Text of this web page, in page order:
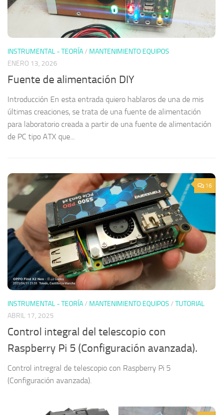
INSTRUMENTAL - TEORÍA/ MANTENIMIENTO EQUIPOS
ENERO 13, 2026
Fuente de alimentación DIY
Introducción En esta entrada quiero hablaros de una de mis
últimas creaciones, se trata de una fuente de alimentación
para laboratorio creada a partir de una fuente de alimentación
de PC tipo ATX que...
16
INSTRUMENTAL - TEORÍA/ MANTENIMIENTO EQUIPOS / TUTORIAL
ABRIL 17, 2025
Control integral del telescopio con
Raspberry Pi 5 (Configuración avanzada).
Control intregral de telescopio con Raspberry Pi 5
(Configuración avanzada).